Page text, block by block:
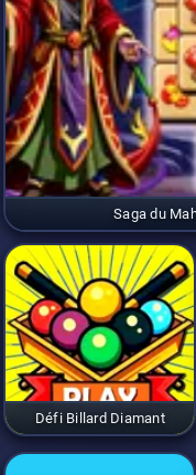
Saga du
Défi Billard Diamant